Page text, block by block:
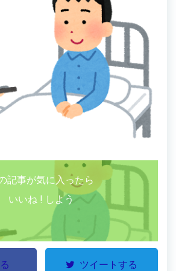
記事が気に入ったら
いいね ! しよう
ツイートする